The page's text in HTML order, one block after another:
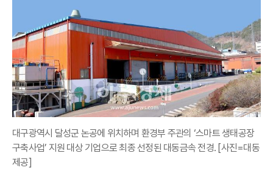
대구광역시 달성군 논공에 위치하며 환경부 주관의 ‘스마트 생태공장
구축사업’ 지원 대상 기업으로 최종 선정된 대동금속 전경. [사진=대동
제공]